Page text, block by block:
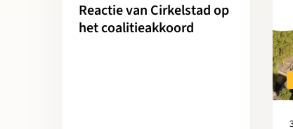
Reactie van Cirkelstad op
het coalitieakkoord